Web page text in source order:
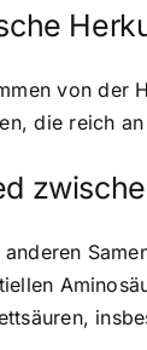
von der
die reich